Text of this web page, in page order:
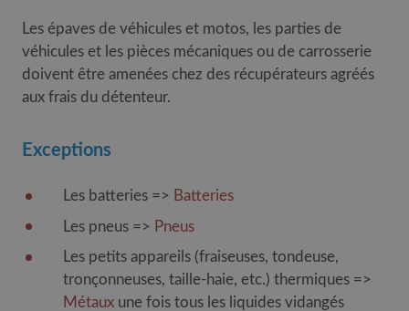
Les épaves de véhicules et motos, les parties de
véhicules et les pièces mécaniques ou de carrosserie
doivent être amenées chez des récupérateurs agréés
aux frais du détenteur.
Exceptions
Les batteries => Batteries
Les pneus => Pneus
Les petits appareils (fraiseuses, tondeuse,
tronçonneuses, taille-haie, etc.) thermiques =>
Métaux une fois tous les liquides vidangés